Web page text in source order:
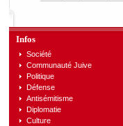
Infos
Société
Communauté Juive
Politique
Défense
Antisémitisme
Diplomatie
Culture